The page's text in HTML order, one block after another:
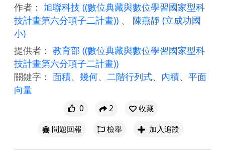
作者： 旭聯科技 ((數位典藏與數位學習國家型科
技計畫第六分項子二計畫)) 、 陳燕靜 (立成功國
小)
提供者： 教育部 ((數位典藏與數位學習國家型科
技計畫第六分項子二計畫))
關鍵字： 面積、 幾何、 二階行列式、 內積、 平面
向量
0 2
收藏
問題回報
檢舉 加入追蹤